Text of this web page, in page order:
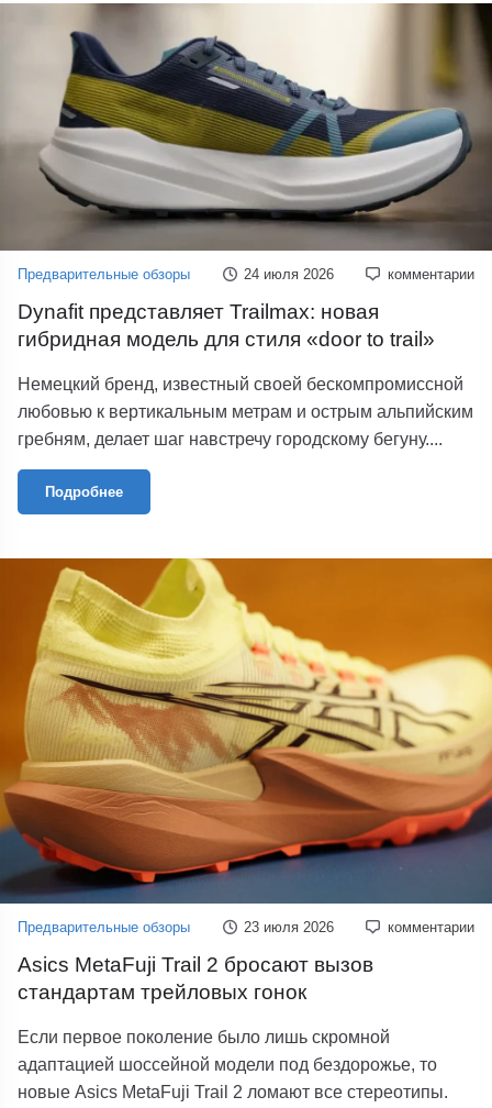
Предварительные обзоры 24 июля 2026 комментарии
Dynafit представляет Trailmax: новая
гибридная модель для стиля «door to trail»
Немецкий бренд, известный своей бескомпромиссной
любовью к вертикальным метрам и острым альпийским
гребням, делает шаг навстречу городскому бегуну....
Подробнее
Предварительные обзоры 23 июля 2026 комментарии
Asics MetaFuji Trail 2 бросают вызов
стандартам трейловых гонок
Если первое поколение было лишь скромной
адаптацией шоссейной модели под бездорожье, то
новые Asics MetaFuji Trail 2 ломают все стереотипы.